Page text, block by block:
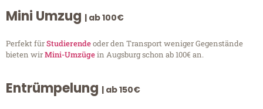
Mini Umzug | ab 100€
Perfekt fürStudierendeoder den Transport weniger Gegenstände
bieten wirMini-Umzügein Augsburg schon ab 100€ an.
Entrümpelung | ab 150€